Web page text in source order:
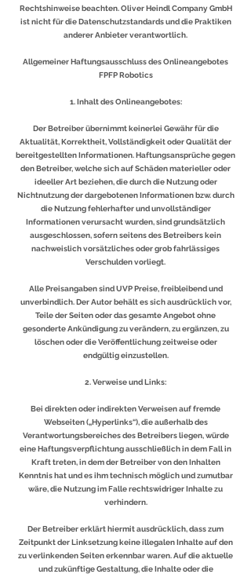
Rechtshinweise beachten. Oliver Heindl Company GmbH
ist nicht für die Datenschutzstandards und die Praktiken
anderer Anbieter verantwortlich.
Allgemeiner Haftungsausschluss des Onlineangebotes
FPFP Robotics
1. Inhalt des Onlineangebotes:
Der Betreiber übernimmt keinerlei Gewähr für die
Aktualität, Korrektheit, Vollständigkeit oder Qualität der
bereitgestellten Informationen. Haftungsansprüche gegen
den Betreiber, welche sich auf Schäden materieller oder
ideeller Art beziehen, die durch die Nutzung oder
Nichtnutzung der dargebotenen Informationen bzw. durch
die Nutzung fehlerhafter und unvollständiger
Informationen verursacht wurden, sind grundsätzlich
ausgeschlossen, sofern seitens des Betreibers kein
nachweislich vorsätzliches oder grob fahrlässiges
Verschulden vorliegt.
Alle Preisangaben sind UVP Preise, freibleibend und
unverbindlich. Der Autor behält es sich ausdrücklich vor,
Teile der Seiten oder das gesamte Angebot ohne
gesonderte Ankündigung zu verändern, zu ergänzen, zu
löschen oder die Veröffentlichung zeitweise oder
endgültig einzustellen.
2. Verweise und Links:
Bei direkten oder indirekten Verweisen auf fremde
Webseiten („Hyperlinks“), die außerhalb des
Verantwortungsbereiches des Betreibers liegen, würde
eine Haftungsverpflichtung ausschließlich in dem Fall in
Kraft treten, in dem der Betreiber von den Inhalten
Kenntnis hat und es ihm technisch möglich und zumutbar
wäre, die Nutzung im Falle rechtswidriger Inhalte zu
verhindern.
Der Betreiber erklärt hiermit ausdrücklich, dass zum
Zeitpunkt der Linksetzung keine illegalen Inhalte auf den
zu verlinkenden Seiten erkennbar waren. Auf die aktuelle
und zukünftige Gestaltung, die Inhalte oder die